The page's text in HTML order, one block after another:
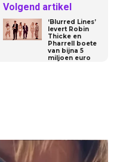
Volgend artikel
‘Blurred Lines’
levert Robin
Thicke en
Pharrell boete
van bijna 5
miljoen euro